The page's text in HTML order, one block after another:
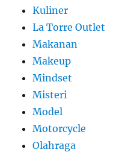
Kuliner
La Torre Outlet
Makanan
Makeup
Mindset
Misteri
Model
Motorcycle
Olahraga